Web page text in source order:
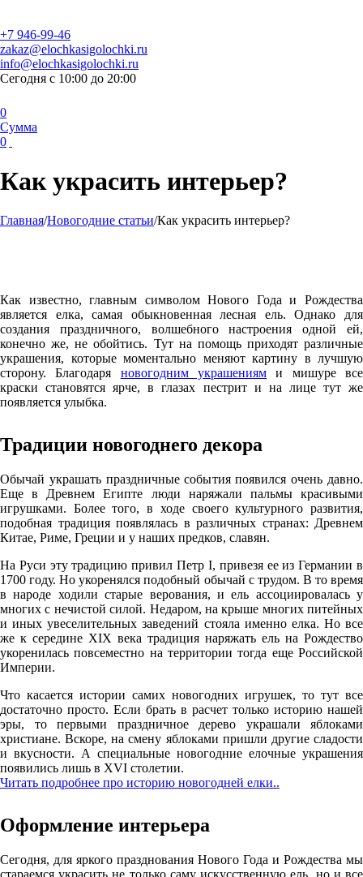
+7 946-99-46
zakaz@elochkasigolochki.ru
info@elochkasigolochki.ru
Сегодня с 10:00 до 20:00
0
Сумма
0
Как украсить интерьер?
Главная/Новогодние статьи/Как украсить интерьер?
Как известно, главным символом Нового Года и Рождества
является елка, самая обыкновенная лесная ель. Однако для
создания праздничного, волшебного настроения одной ей,
конечно же, не обойтись. Тут на помощь приходят различные
украшения, которые моментально меняют картину в лучшую
сторону. Благодаря новогодним украшениям и мишуре все
краски становятся ярче, в глазах пестрит и на лице тут же
появляется улыбка.
Традиции новогоднего декора
Обычай украшать праздничные события появился очень давно.
Еще в Древнем Египте люди наряжали пальмы красивыми
игрушками. Более того, в ходе своего культурного развития,
подобная традиция появлялась в различных странах: Древнем
Китае, Риме, Греции и у наших предков, славян.
На Руси эту традицию привил Петр I, привезя ее из Германии в
1700 году. Но укоренялся подобный обычай с трудом. В то время
в народе ходили старые верования, и ель ассоциировалась у
многих с нечистой силой. Недаром, на крыше многих питейных
и иных увеселительных заведений стояла именно елка. Но все
же к середине XIX века традиция наряжать ель на Рождество
укоренилась повсеместно на территории тогда еще Российской
Империи.
Что касается истории самих новогодних игрушек, то тут все
достаточно просто. Если брать в расчет только историю нашей
эры, то первыми праздничное дерево украшали яблоками
христиане. Вскоре, на смену яблоками пришли другие сладости
и вкусности. А специальные новогодние елочные украшения
появились лишь в XVI столетии.
Читать подробнее про историю новогодней елки..
Оформление интерьера
Сегодня, для яркого празднования Нового Года и Рождества мы
стараемся украсить не только саму искусственную ель, но и все